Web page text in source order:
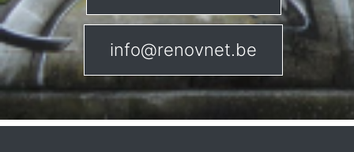
info@renovnet.be